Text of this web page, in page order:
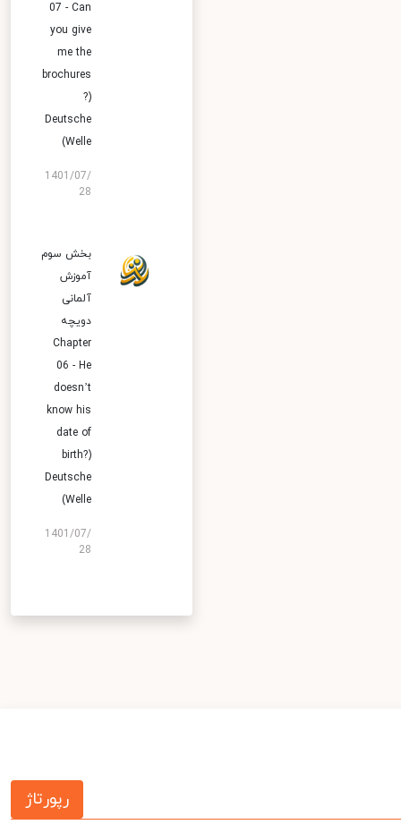
07 - Can
you give
me the
brochures
Deutsche
Welle)
1401/07/
28
بخش سوم
آموزش
آلمانی
دویچه
Chapter
06 - He
doesn’t
know his
date of
birth?)
Deutsche
Welle)
1401/07/
28
رپورتاژ